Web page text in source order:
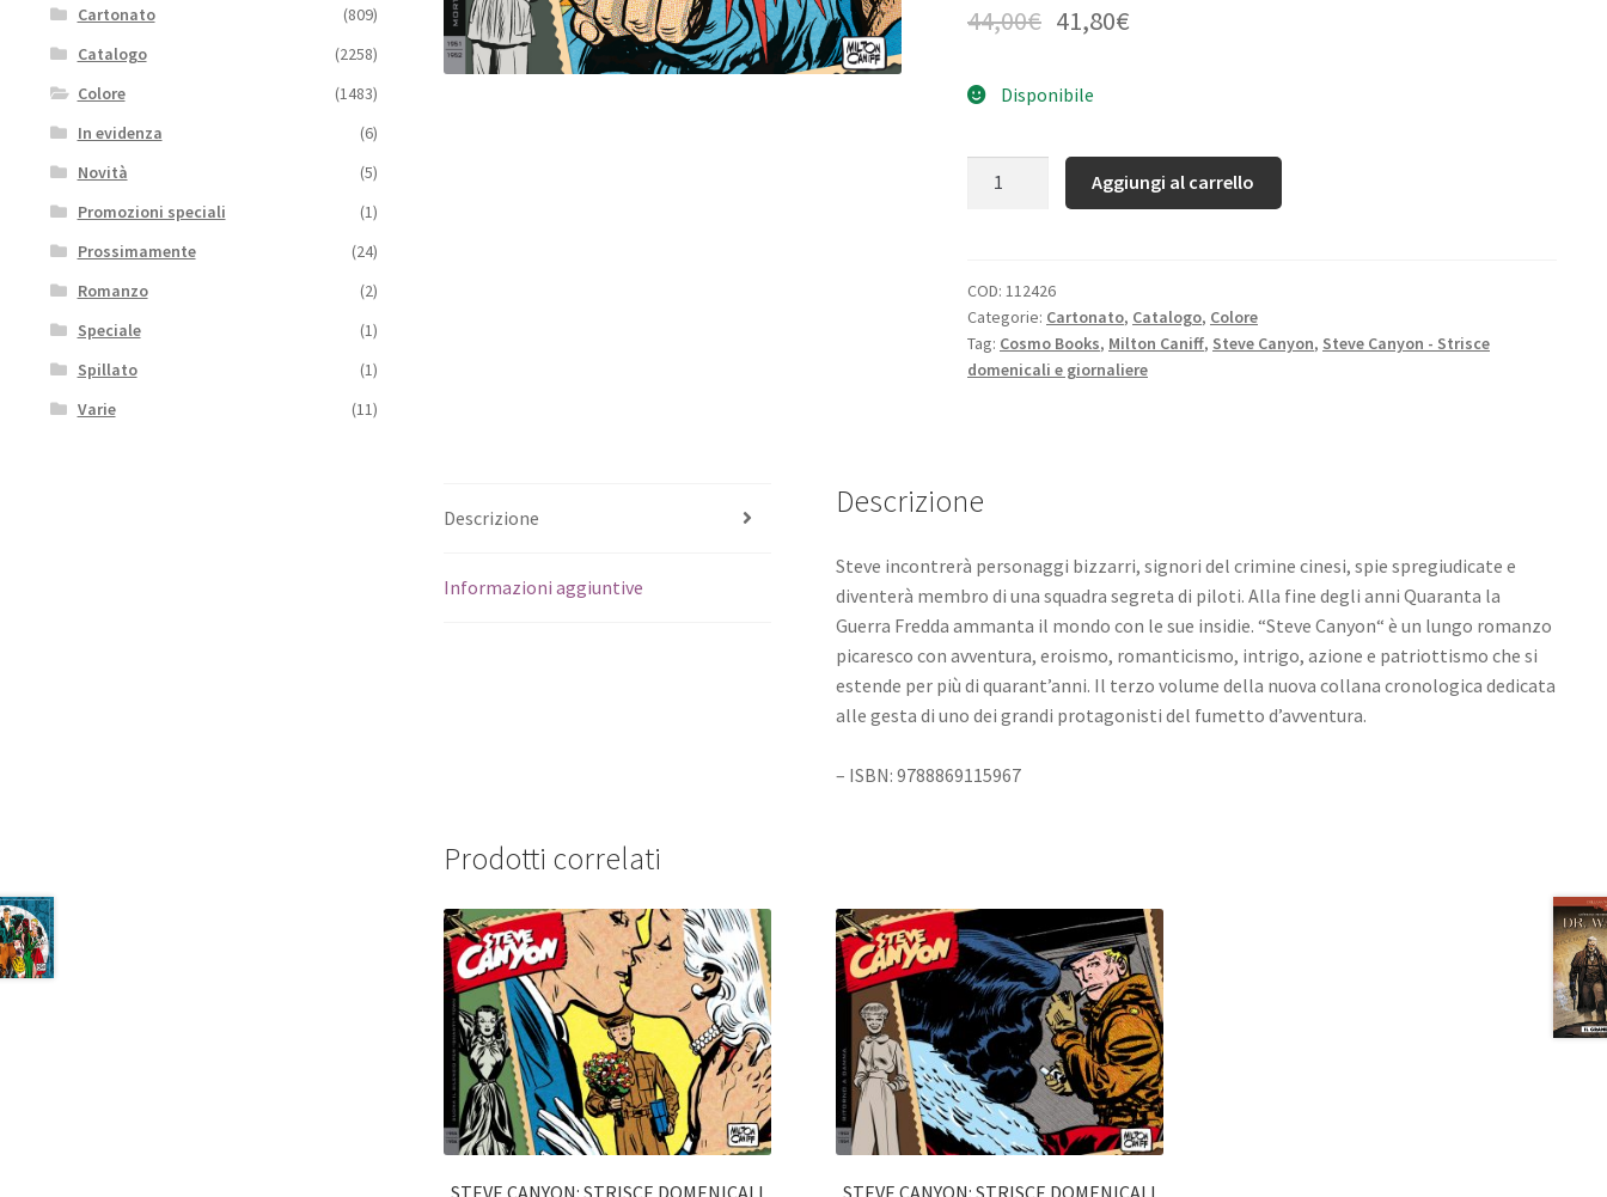
44,00€ 41,80€
Disponibile
Aggiungi al carrello
COD: 112426
Categorie: Cartonato, Catalogo, Colore
Tag: Cosmo Books, Milton Caniff, Steve Canyon, Steve Canyon - Strisce
domenicali e giornaliere
Descrizione
Informazioni aggiuntive
Descrizione
Steve incontrerà personaggi bizzarri, signori del crimine cinesi, spie spregiudicate e
diventerà membro di una squadra segreta di piloti. Alla fine degli anni Quaranta la
Guerra Fredda ammanta il mondo con le sue insidie. “Steve Canyon“ è un lungo romanzo
picaresco con avventura, eroismo, romanticismo, intrigo, azione e patriottismo che si
estende per più di quarant’anni. Il terzo volume della nuova collana cronologica dedicata
alle gesta di uno dei grandi protagonisti del fumetto d’avventura.
– ISBN: 9788869115967
Prodotti correlati
Cartonato
(809)
Catalogo
(2258)
Colore
(1483)
In evidenza
(6)
Novità
(5)
Promozioni speciali
(1)
Prossimamente
(24)
Romanzo
(2)
Speciale
(1)
Spillato
(1)
Varie
(11)